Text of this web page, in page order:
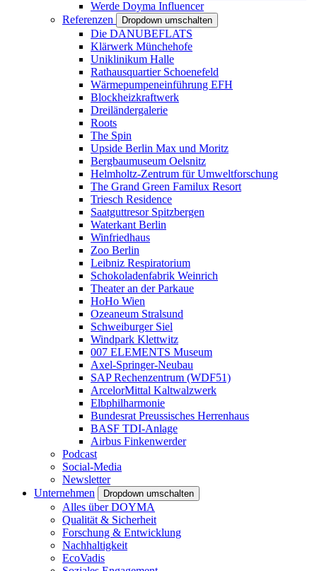
Werde Doyma Influencer
Referenzen
Dropdown umschalten
Die DANUBEFLATS
Klärwerk Münchehofe
Uniklinikum Halle
Rathausquartier Schoenefeld
Wärmepumpeneinführung EFH
Blockheizkraftwerk
Dreiländergalerie
Roots
The Spin
Upside Berlin Max und Moritz
Bergbaumuseum Oelsnitz
Helmholtz-Zentrum für Umweltforschung
The Grand Green Familux Resort
Triesch Residence
Saatguttresor Spitzbergen
Waterkant Berlin
Winfriedhaus
Zoo Berlin
Leibniz Respiratorium
Schokoladenfabrik Weinrich
Theater an der Parkaue
HoHo Wien
Ozeaneum Stralsund
Schweiburger Siel
Windpark Klettwitz
007 ELEMENTS Museum
Axel-Springer-Neubau
SAP Rechenzentrum (WDF51)
ArcelorMittal Kaltwalzwerk
Elbphilharmonie
Bundesrat Preussisches Herrenhaus
BASF TDI-Anlage
Airbus Finkenwerder
Podcast
Social-Media
Newsletter
Unternehmen
Dropdown umschalten
Alles über DOYMA
Qualität & Sicherheit
Forschung & Entwicklung
Nachhaltigkeit
EcoVadis